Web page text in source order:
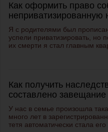
Как оформить право
неприватизированную
Я с родителями был
успели приватизировать, но
их смерти я стал главным
Как получить
составлено завещание
У нас в семье произошла
много лет в
тетя автоматически стала